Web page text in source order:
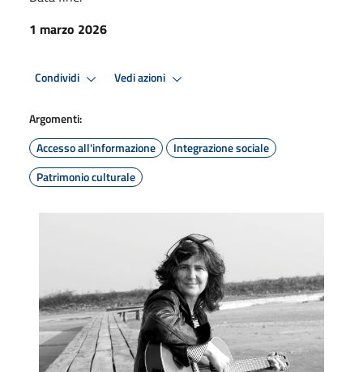
1 marzo 2026
Condividi Vedi azioni
Argomenti:
Accesso all'informazione
Integrazione sociale
Patrimonio culturale